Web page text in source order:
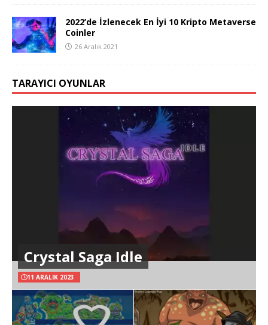
2022’de İzlenecek En İyi 10 Kripto Metaverse
Coinler
26 Aralık 2021
TARAYICI OYUNLAR
Crystal Saga Idle
11 ARALIK 2023